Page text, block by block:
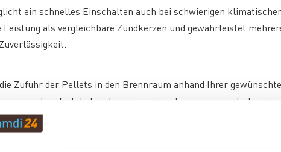
ein schnelles Einschalten auch bei schwierigen
Leistung als vergleichbare Zündkerzen und gewährleistet
Zufuhr der Pellets in den Brennraum anhand Ihrer
komfortabel und genau – einmal programmiert